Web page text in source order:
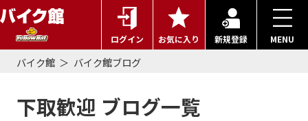
ログイン お気に入り 新規登録 MENU
バイク館 バイク館ブログ
下取歓迎 ブログ一覧